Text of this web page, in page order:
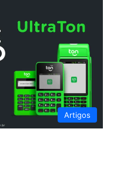
Artigos